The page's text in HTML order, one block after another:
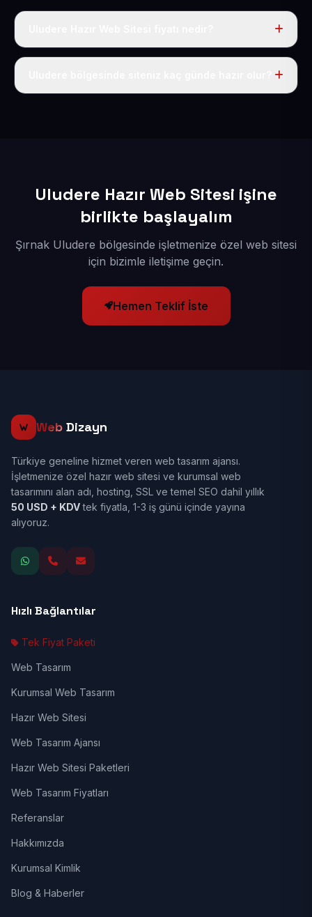
Tek fiyat uygulanır: yıllık 50 USD + KDV. Bu bedele alan
Uludere Hazır Web Sitesi işine
birlikte başlayalım
Şırnak Uludere bölgesinde işletmenize özel web sitesi
için bizimle iletişime geçin.
Hemen Teklif İste
Web Dizayn
Türkiye geneline hizmet veren web tasarım ajansı.
İşletmenize özel hazır web sitesi ve kurumsal web
tasarımını alan adı, hosting, SSL ve temel SEO dahil yıllık
50 USD + KDVtek fiyatla, 1-3 iş günü içinde yayına
alıyoruz.
Hızlı Bağlantılar
Tek Fiyat Paketi
Web Tasarım
Kurumsal Web Tasarım
Hazır Web Sitesi
Web Tasarım Ajansı
Hazır Web Sitesi Paketleri
Web Tasarım Fiyatları
Referanslar
Hakkımızda
Kurumsal Kimlik
Blog & Haberler